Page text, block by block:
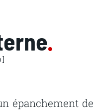
.
épanchement